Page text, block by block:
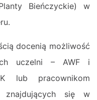
Bieńczyckie) w
docenią możliwość
uczelni – AWF i
lub pracownikom
znajdujących się w